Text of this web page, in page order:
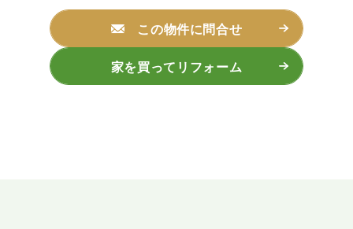
この物件に問合せ
家を買ってリフォーム